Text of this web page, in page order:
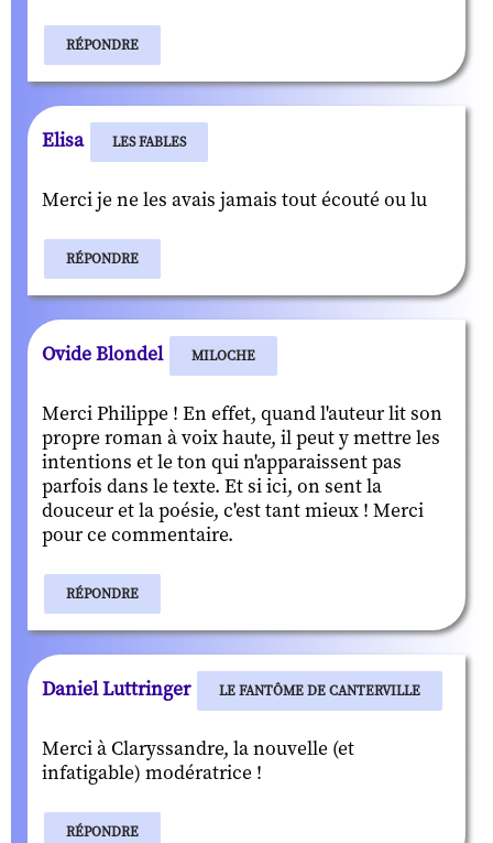
RÉPONDRE
Elisa LES FABLES
Merci je ne les avais jamais tout écouté ou lu
RÉPONDRE
Ovide Blondel MILOCHE
Merci Philippe ! En effet, quand l'auteur lit son
propre roman à voix haute, il peut y mettre les
intentions et le ton qui n'apparaissent pas
parfois dans le texte. Et si ici, on sent la
douceur et la poésie, c'est tant mieux ! Merci
pour ce commentaire.
RÉPONDRE
Daniel Luttringer LE FANTÔME DE CANTERVILLE
Merci à Claryssandre, la nouvelle (et
infatigable) modératrice !
RÉPONDRE